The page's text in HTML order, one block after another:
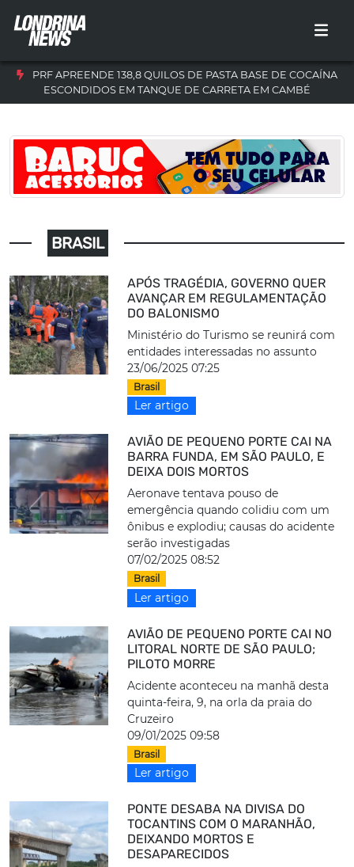
PRF APREENDE 138,8 QUILOS DE PASTA BASE DE COCAÍNA
ESCONDIDOS EM TANQUE DE CARRETA EM CAMBÉ
BRASIL
APÓS TRAGÉDIA, GOVERNO QUER
AVANÇAR EM REGULAMENTAÇÃO
DO BALONISMO
Ministério do Turismo se reunirá com
entidades interessadas no assunto
23/06/2025 07:25
Brasil
Ler artigo
AVIÃO DE PEQUENO PORTE CAI NA
BARRA FUNDA, EM SÃO PAULO, E
DEIXA DOIS MORTOS
Aeronave tentava pouso de
emergência quando colidiu com um
ônibus e explodiu; causas do acidente
serão investigadas
07/02/2025 08:52
Brasil
Ler artigo
AVIÃO DE PEQUENO PORTE CAI NO
LITORAL NORTE DE SÃO PAULO;
PILOTO MORRE
Acidente aconteceu na manhã desta
quinta-feira, 9, na orla da praia do
Cruzeiro
09/01/2025 09:58
Brasil
Ler artigo
PONTE DESABA NA DIVISA DO
TOCANTINS COM O MARANHÃO,
DEIXANDO MORTOS E
DESAPARECIDOS